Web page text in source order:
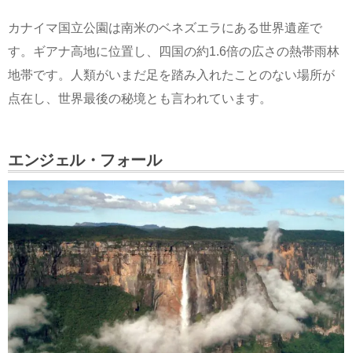
カナイマ国立公園は南米のベネズエラにある世界遺産で
す。ギアナ高地に位置し、四国の約1.6倍の広さの熱帯雨林
地帯です。人類がいまだ足を踏み入れたことのない場所が
点在し、世界最後の秘境とも言われています。
エンジェル・フォール